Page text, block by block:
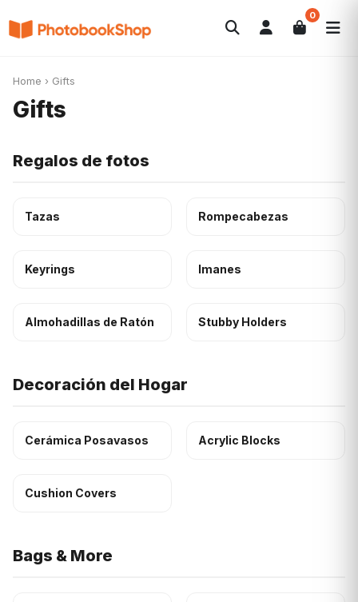
0
Search
Calendarios
Home › Gifts
Gifts
Regalos de fotos
Tazas Rompecabezas
Keyrings Imanes
Almohadillas de Ratón Stubby Holders
Decoración del Hogar
Cerámica Posavasos Acrylic Blocks
Cushion Covers
Bags & More